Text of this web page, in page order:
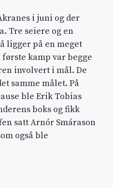
i juni og der
Tre seiere og en
ligger på en meget
kamp var begge
involvert i mål. De
samme målet. På
ble Erik Tobias
boks og fikk
satt Arnór Smárason
også ble